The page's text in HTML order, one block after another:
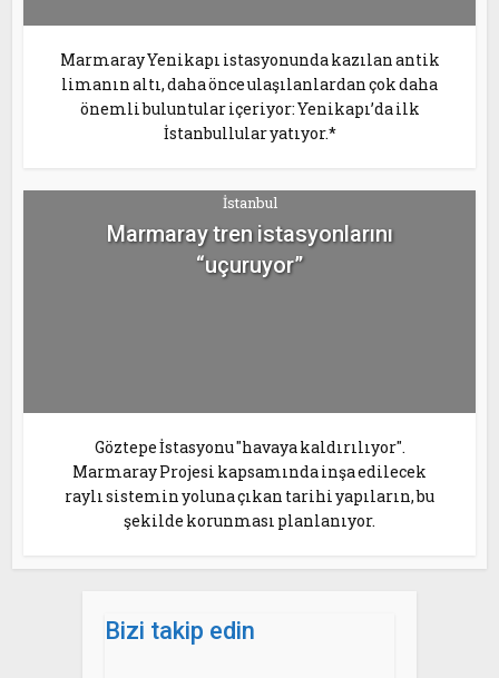
Marmaray Yenikapı istasyonunda kazılan antik
limanın altı, daha önce ulaşılanlardan çok daha
önemli buluntular içeriyor: Yenikapı’da ilk
İstanbullular yatıyor.*
İstanbul
Marmaray tren istasyonlarını
“uçuruyor”
Göztepe İstasyonu "havaya kaldırılıyor".
Marmaray Projesi kapsamında inşa edilecek
raylı sistemin yoluna çıkan tarihi yapıların, bu
şekilde korunması planlanıyor.
Bizi takip edin